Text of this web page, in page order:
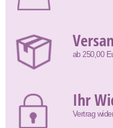
ab 250,00
Ihr
Vertrag